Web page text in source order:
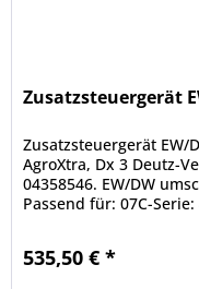
Zusatzsteuergerät
Zusatzsteuergerät EW/
AgroXtra, Dx 3 Deutz-
04358546. EW/DW
Passend für: 07C-Serie:
535,50 € *